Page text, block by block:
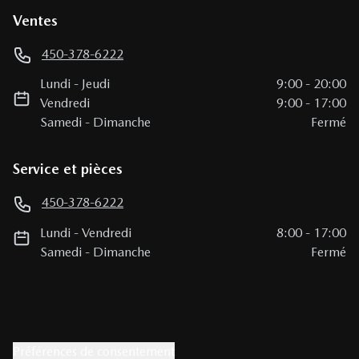
Ventes
450-378-6222
Lundi - Jeudi 9:00 - 20:00
Vendredi
9:00 - 17:00
Samedi - Dimanche Fermé
Service et pièces
450-378-6222
Lundi -Vendredi 8:00 - 17:00
Samedi - Dimanche Fermé